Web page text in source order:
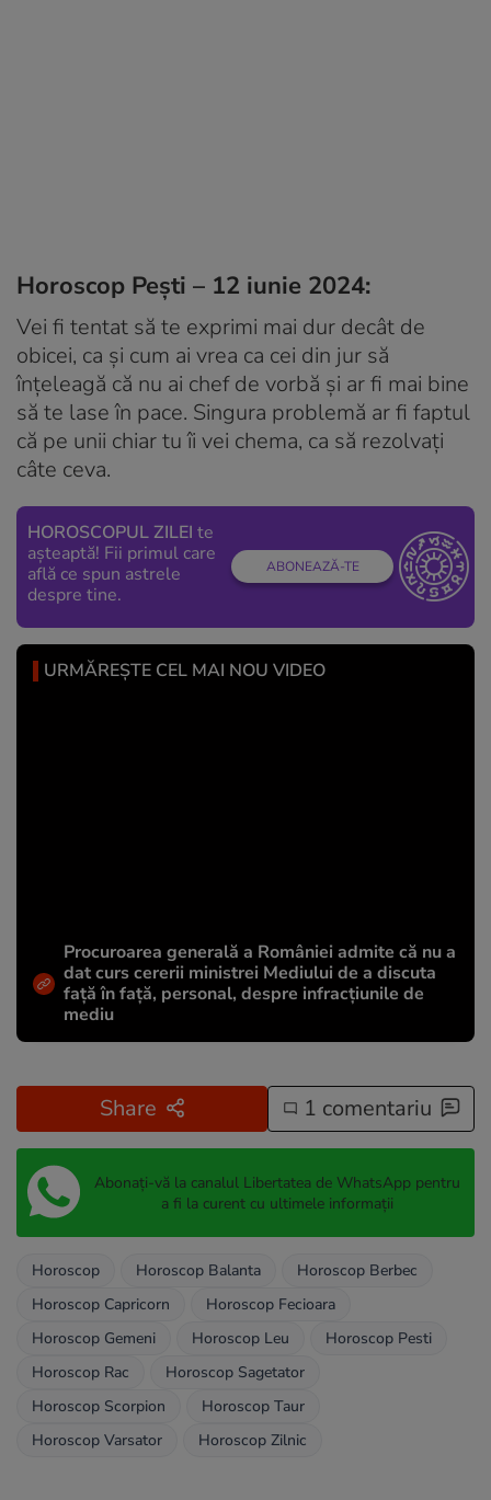
Horoscop Pești – 12 iunie 2024:
Vei fi tentat să te exprimi mai dur decât de
obicei, ca și cum ai vrea ca cei din jur să
înțeleagă că nu ai chef de vorbă și ar fi mai bine
să te lase în pace. Singura problemă ar fi faptul
că pe unii chiar tu îi vei chema, ca să rezolvați
câte ceva.
HOROSCOPUL ZILEI te
așteaptă! Fii primul care
află ce spun astrele
despre tine.
ABONEAZĂ-TE
URMĂREȘTE CEL MAI NOU VIDEO
Procuroarea generală a României admite că nu a
dat curs cererii ministrei Mediului de a discuta
față în față, personal, despre infracțiunile de
mediu
Share 1 comentariu
Abonați-vă la canalul Libertatea de WhatsApp pentru
a fi la curent cu ultimele informații
Horoscop Horoscop Balanta
Horoscop Berbec
Horoscop Capricorn
Horoscop Fecioara
Horoscop Gemeni
Horoscop Leu
Horoscop Pesti
Horoscop Rac
Horoscop Sagetator
Horoscop Scorpion
Horoscop Taur
Horoscop Varsator
Horoscop Zilnic